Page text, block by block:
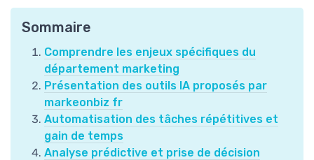
Sommaire
Comprendre les enjeux spécifiques du
département marketing
Présentation des outils IA proposés par
markeonbiz fr
Automatisation des tâches répétitives et
gain de temps
Analyse prédictive et prise de décision